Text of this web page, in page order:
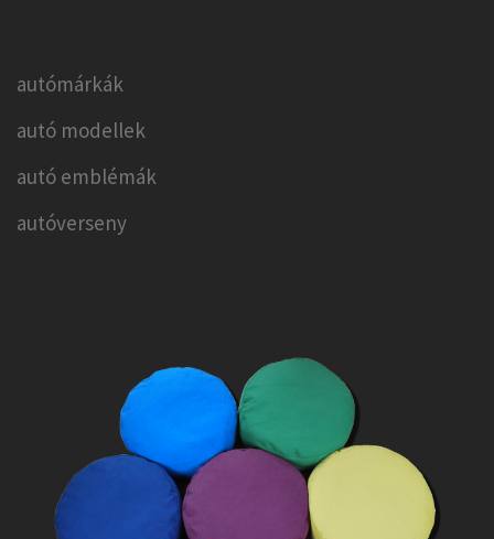
autómárkák
autó modellek
autó emblémák
autóverseny